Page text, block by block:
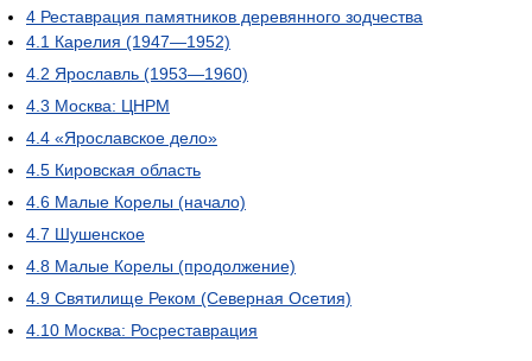
4 Реставрация памятников деревянного зодчества
4.1 Карелия (1947—1952)
4.2 Ярославль (1953—1960)
4.3 Москва: ЦНРМ
4.4 «Ярославское дело»
4.5 Кировская область
4.6 Малые Корелы (начало)
4.7 Шушенское
4.8 Малые Корелы (продолжение)
4.9 Святилище Реком (Северная Осетия)
4.10 Москва: Росреставрация